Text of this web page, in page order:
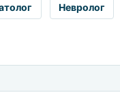
Невролог